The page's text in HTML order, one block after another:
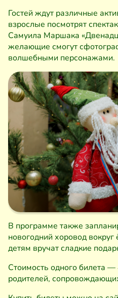
Гостей ждут различные
взрослые посмотрят
Самуила Маршака
желающие смогут
волшебными персонажами.
В программе также
новогодний хоровод
детям вручат сладкие
Стоимость одного билета
родителей,